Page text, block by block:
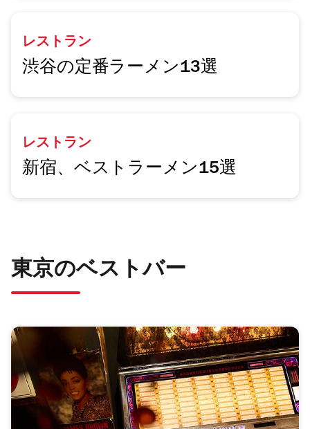
レストラン
渋谷の定番ラーメン13選
レストラン
新宿、ベストラーメン15選
東京のベストバー